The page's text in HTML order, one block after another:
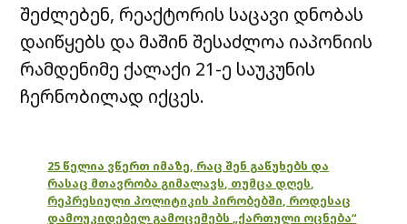
შეძლებენ, რეაქტორის საცავი დნობას
დაიწყებს და მაშინ შესაძლოა იაპონიის
რამდენიმე ქალაქი 21-ე საუკუნის
ჩერნობილად იქცეს.
25 წელია ვწერთ იმაზე, რაც შენ გაწუხებს და
რასაც მთავრობა გიმალავს, თუმცა დღეს,
რეპრესიული პოლიტიკის პირობებში, როდესაც
დამოუკიდებელ გამოცემებს „ქართული ოცნება“